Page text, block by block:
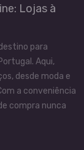
Lojas à
para
Aqui,
desde moda e
a conveniência
compra nunca